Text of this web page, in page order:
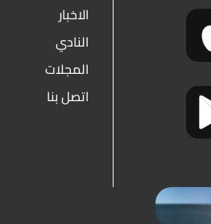
الاخبار
النادي
المجلات
اتصل بنا